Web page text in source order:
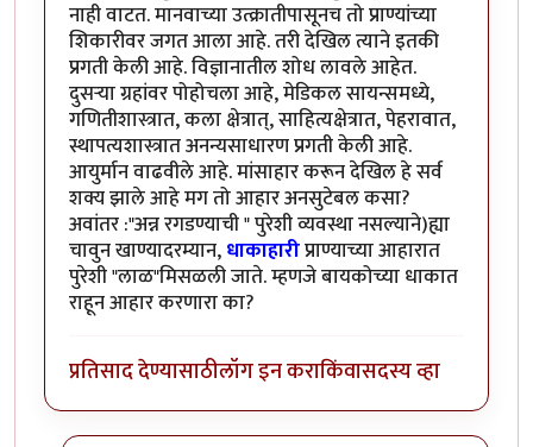
नाही वाटत. मानवाच्या उत्क्रातीपासूनच तो प्राण्यांच्या
शिकारीवर जगत आला आहे. तरी देखिल त्याने इतकी
प्रगती केली आहे. विज्ञानातील शोध लावले आहेत.
दुसर्‍या ग्रहांवर पोहोचला आहे, मेडिकल सायन्समध्ये,
गणितीशास्त्रात, कला क्षेत्रात्, साहित्यक्षेत्रात, पेहरावात,
स्थापत्यशास्त्रात अनन्यसाधारण प्रगती केली आहे.
आयुर्मान वाढवीले आहे. मांसाहार करून देखिल हे सर्व
शक्य झाले आहे मग तो आहार अनसुटेबल कसा?
अवांतर :"अन्न रगडण्याची " पुरेशी व्यवस्था नसल्याने)ह्या
चावुन खाण्यादरम्यान,धाकाहारीप्राण्याच्या आहारात
पुरेशी "लाळ"मिसळली जाते. म्हणजे बायकोच्या धाकात
राहून आहार करणारा का?
प्रतिसाद देण्यासाठीलॉग इन कराकिंवासदस्य व्हा